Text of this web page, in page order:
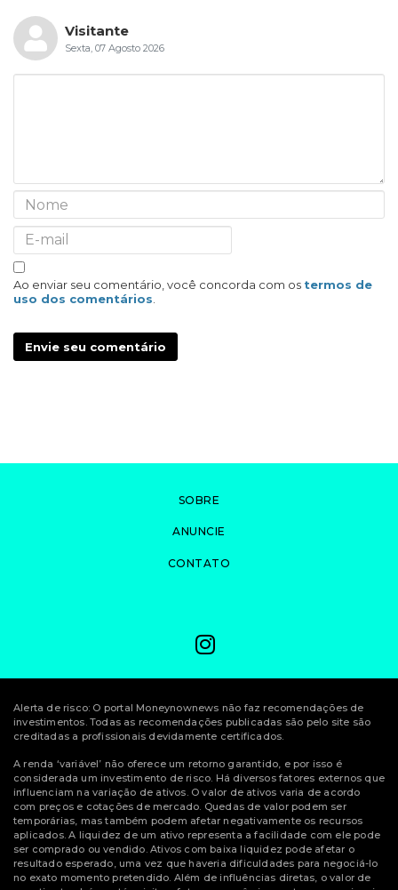
Visitante
Sexta, 07 Agosto 2026
Ao enviar seu comentário, você concorda com os termos de
uso dos comentários
Envie seu comentário
SOBRE
ANUNCIE
CONTATO
Alerta de risco: O portal Moneynownews não faz recomendações de
investimentos. Todas as recomendações publicadas são pelo site são
creditadas a profissionais devidamente certificados.
A renda ‘variável’ não oferece um retorno garantido, e por isso é
considerada um investimento de risco. Há diversos fatores externos que
influenciam na variação de ativos. O valor de ativos varia de acordo
com preços e cotações de mercado. Quedas de valor podem ser
temporárias, mas também podem afetar negativamente os recursos
aplicados. A liquidez de um ativo representa a facilidade com ele pode
ser comprado ou vendido. Ativos com baixa liquidez pode afetar o
resultado esperado, uma vez que haveria dificuldades para negociá-lo
no exato momento pretendido. Além de influências diretas, o valor de